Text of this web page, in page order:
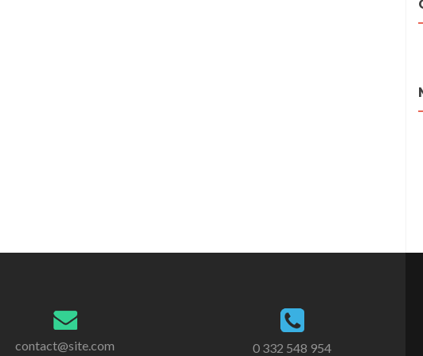
contact@site.com 0 332 548 954